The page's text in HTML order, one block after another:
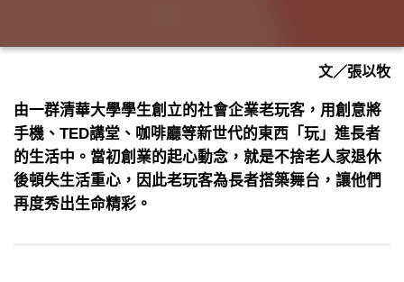
文／張以牧
由一群清華大學學生創立的社會企業老玩客，用創意將
手機、TED講堂、咖啡廳等新世代的東西「玩」進長者
的生活中。當初創業的起心動念，就是不捨老人家退休
後頓失生活重心，因此老玩客為長者搭築舞台，讓他們
再度秀出生命精彩。